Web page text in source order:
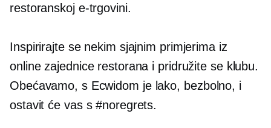
restoranskoj e-trgovini.
Inspirirajte se nekim sjajnim primjerima iz
online zajednice restorana i pridružite se klubu.
Obećavamo, s Ecwidom je lako, bezbolno, i
ostavit će vas s #noregrets.